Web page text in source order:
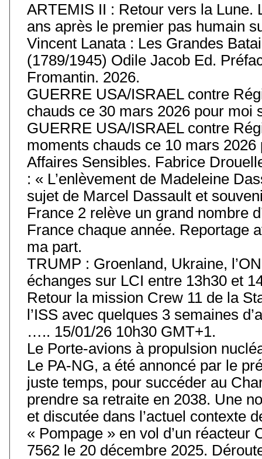
ARTEMIS II : Retour vers la Lune.
ans après le premier pas humain
Vincent Lanata : Les Grandes
(1789/1945) Odile Jacob Ed.
Fromantin. 2026.
GUERRE USA/ISRAEL contre
chauds ce 30 mars 2026 pour moi
GUERRE USA/ISRAEL contre
moments chauds ce 10 mars
Affaires Sensibles. Fabrice
: « L’enlèvement de Madeleine
sujet de Marcel Dassault et
France 2 relève un grand nombre
France chaque année. Reportage
ma part.
TRUMP : Groenland, Ukraine,
échanges sur LCI entre 13h30 et
Retour la mission Crew 11 de la
l’ISS avec quelques 3 semaines
….. 15/01/26 10h30 GMT+1.
Le Porte-avions à propulsion
Le PA-NG, a été annoncé par le
juste temps, pour succéder au
prendre sa retraite en 2038. Une
et discutée dans l’actuel contexte
« Pompage » en vol d’un réacteur
7562 le 20 décembre 2025.